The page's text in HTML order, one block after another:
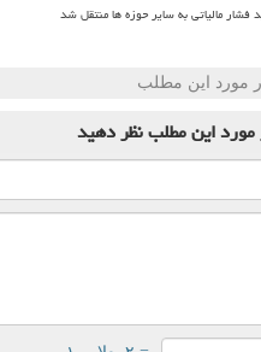
مورد این مطلب
این مطلبنظر دهید